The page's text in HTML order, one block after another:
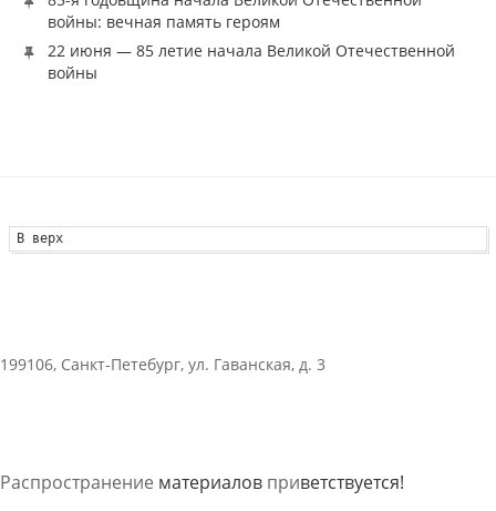
войны: вечная память героям
22 июня — 85 летие начала Великой Отечественной
войны
В верх
199106, Санкт-Петебург, ул. Гаванская, д. 3
Распространение материалов приветствуется!